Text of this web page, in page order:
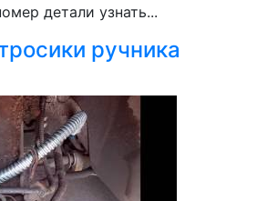
детали узнать...
ручника